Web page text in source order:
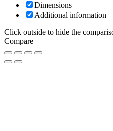
Dimensions
Additional information
Click outside to hide the
Compare